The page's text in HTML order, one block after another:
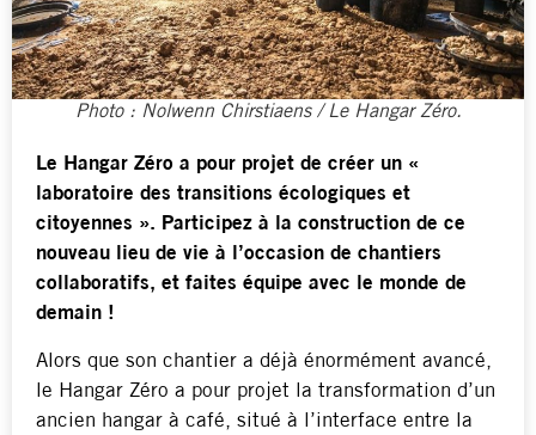
Photo : Nolwenn Chirstiaens / Le Hangar Zéro.
Le Hangar Zéro a pour projet de créer un «
laboratoire des transitions écologiques et
citoyennes ». Participez à la construction de ce
nouveau lieu de vie à l’occasion de chantiers
collaboratifs, et faites équipe avec le monde de
demain !
Alors que son chantier a déjà énormément avancé,
le Hangar Zéro a pour projet la transformation d’un
ancien hangar à café, situé à l’interface entre la